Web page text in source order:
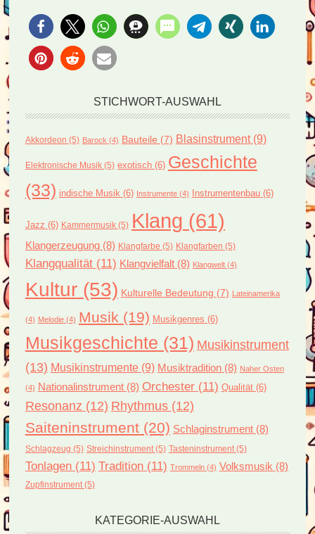
STICHWORT-AUSWAHL
Akkordeon (5) Barock (4) Bauteile (7) Blasinstrument(9)
Elektronische Musik(5) exotisch(6) Geschichte
(33) indische Musik (6) Instrumente(4) Instrumentenbau(6)
Jazz (6) Kammermusik(5) Klang (61)
Klangerzeugung(8) Klangfarbe (5) Klangfarben (5)
Klangqualität(11) Klangvielfalt(8) Klangwelt(4)
Kultur(53) Kulturelle Bedeutung (7) Lateinamerika
(4) Melodie(4) Musik (19) Musikgenres (6)
Musikgeschichte (31) Musikinstrument
(13) Musikinstrumente(9) Musiktradition(8) Naher Osten
(4) Nationalinstrument(8) Orchester(11) Qualität(6)
Resonanz (12) Rhythmus(12)
Saiteninstrument(20) Schlaginstrument(8)
Schlagzeug (5) Streichinstrument(5) Tasteninstrument(5)
Tonlagen(11) Tradition(11) Trommeln(4) Volksmusik (8)
Zupfinstrument(5)
KATEGORIE-AUSWAHL